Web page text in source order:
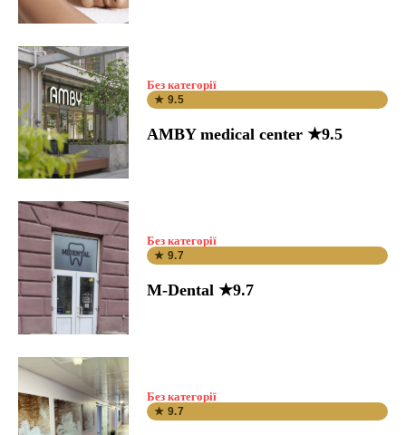
Без категорії
★ 9.5
AMBY medical center ★9.5
Без категорії
★ 9.7
M-Dental ★9.7
Без категорії
★ 9.7